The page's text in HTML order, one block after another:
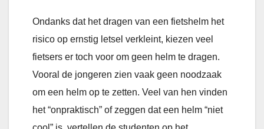
Ondanks dat het dragen van een fietshelm het
risico op ernstig letsel verkleint, kiezen veel
fietsers er toch voor om geen helm te dragen.
Vooral de jongeren zien vaak geen noodzaak
om een helm op te zetten. Veel van hen vinden
het “onpraktisch” of zeggen dat een helm “niet